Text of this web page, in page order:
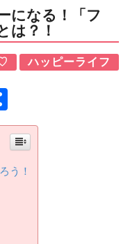
になる！「フ
は？！
ハッピーライフ
有
う！